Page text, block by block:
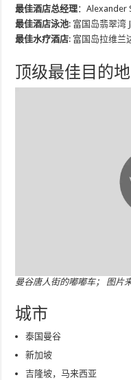
最佳酒店总经理：Alexander
最佳酒店泳池: 富国岛翡翠湾
最佳水疗酒店: 富国岛拉维兰
顶级最佳目的地
曼谷唐人街的嘟嘟车； 图片
城市
泰国曼谷
新加坡
吉隆坡，马来西亚